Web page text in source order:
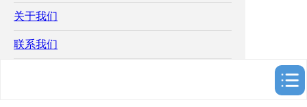
关于我们
联系我们